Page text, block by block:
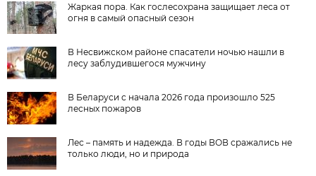
Жаркая пора. Как гослесохрана защищает леса от
огня в самый опасный сезон
В Несвижском районе спасатели ночью нашли в
лесу заблудившегося мужчину
В Беларуси с начала 2026 года произошло 525
лесных пожаров
Лес – память и надежда. В годы ВОВ сражались не
только люди, но и природа